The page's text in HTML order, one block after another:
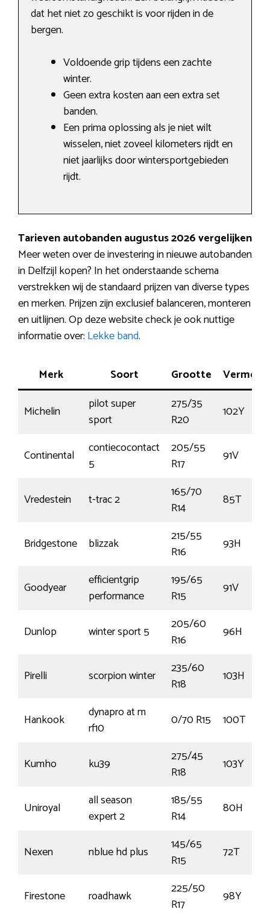
dat het niet zo geschikt is voor rijden in de
bergen.
Voldoende grip tijdens een zachte
winter.
Geen extra kosten aan een extra set
banden.
Een prima oplossing als je niet wilt
wisselen, niet zoveel kilometers rijdt en
niet jaarlijks door wintersportgebieden
rijdt.
Tarieven autobanden augustus 2026 vergelijken
Meer weten over de investering in nieuwe autobanden
in Delfzijl kopen? In het onderstaande schema
verstrekken wij de standaard prijzen van diverse types
en merken. Prijzen zijn exclusief balanceren, monteren
en uitlijnen. Op deze website check je ook nuttige
informatie over: Lekke band.
Merk Soort Grootte
Michelin
pilot super
sport
275/35
R20
102Y
Continental
contiecocontact
5
205/55
R17
91V
Vredestein t-trac 2
165/70
R14
85T
Bridgestone blizzak
215/55
R16
93H
Goodyear
efficientgrip
performance
195/65
R15
91V
Dunlop winter sport 5
205/60
R16
96H
Pirelli scorpion winter
235/60
R18
103H
Hankook
dynapro at m
rf10
0/70 R15 100T
Kumho ku39
275/45
R18
103Y
Uniroyal
all season
expert 2
185/55
R14
80H
Nexen nblue hd plus
145/65
R15
72T
Firestone roadhawk
225/50
R17
98Y